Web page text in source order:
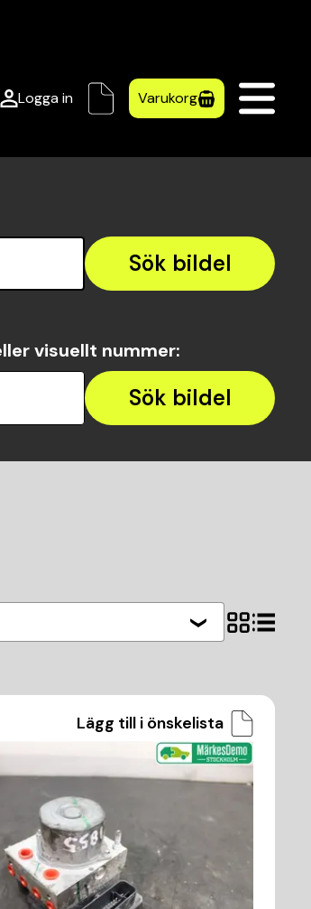
Logga in Varukorg
Sök bildel
visuellt nummer:
Sök bildel
Lägg till i önskelista